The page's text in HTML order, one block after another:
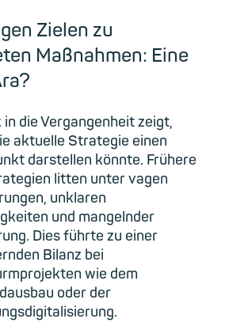
Zielen zu
Maßnahmen: Eine
in die Vergangenheit zeigt,
aktuelle Strategie einen
darstellen könnte. Frühere
litten unter vagen
unklaren
und mangelnder
Dies führte zu einer
Bilanz bei
wie dem
oder der